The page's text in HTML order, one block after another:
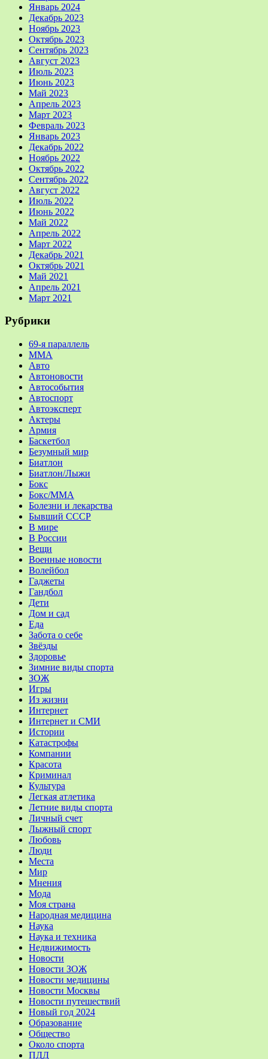
Январь 2024
Декабрь 2023
Ноябрь 2023
Октябрь 2023
Сентябрь 2023
Август 2023
Июль 2023
Июнь 2023
Май 2023
Апрель 2023
Март 2023
Февраль 2023
Январь 2023
Декабрь 2022
Ноябрь 2022
Октябрь 2022
Сентябрь 2022
Август 2022
Июль 2022
Июнь 2022
Май 2022
Апрель 2022
Март 2022
Декабрь 2021
Октябрь 2021
Май 2021
Апрель 2021
Март 2021
Рубрики
69-я параллель
MMA
Авто
Автоновости
Автособытия
Автоспорт
Автоэксперт
Актеры
Армия
Баскетбол
Безумный мир
Биатлон
Биатлон/Лыжи
Бокс
Бокс/MMA
Болезни и лекарства
Бывший СССР
В мире
В России
Вещи
Военные новости
Волейбол
Гаджеты
Гандбол
Дети
Дом и сад
Еда
Забота о себе
Звёзды
Здоровье
Зимние виды спорта
ЗОЖ
Игры
Из жизни
Интернет
Интернет и СМИ
Истории
Катастрофы
Компании
Красота
Криминал
Культура
Легкая атлетика
Летние виды спорта
Личный счет
Лыжный спорт
Любовь
Люди
Места
Мир
Мнения
Мода
Моя страна
Народная медицина
Наука
Наука и техника
Недвижимость
Новости
Новости ЗОЖ
Новости медицины
Новости Москвы
Новости путешествий
Новый год 2024
Образование
Общество
Около спорта
ПДД